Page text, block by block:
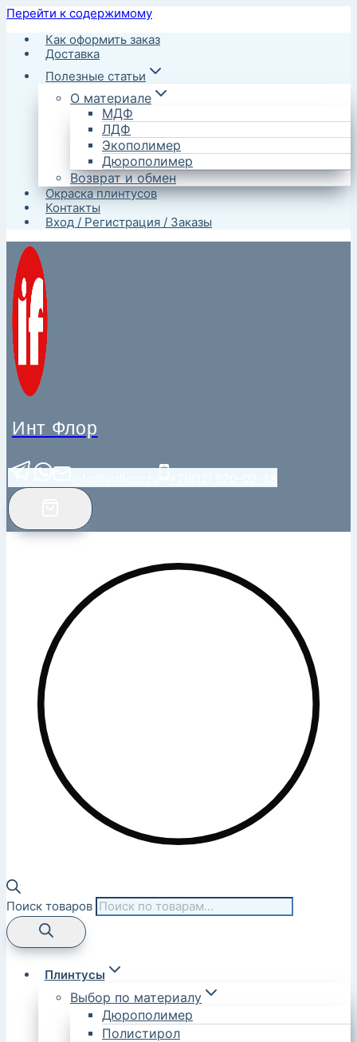
Перейти к содержимому
Как оформить заказ
Доставка
Полезные статьи
О материале
МДФ
ЛДФ
Экополимер
Дюрополимер
Возврат и обмен
Окраска плинтусов
Контакты
Вход / Регистрация / Заказы
Инт Флор
Поиск товаров
Плинтусы
Выбор по материалу
Дюрополимер
Полистирол